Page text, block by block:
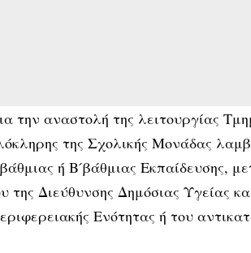
την αναστολή της λειτουργίας
της Σχολικής Μονάδας
ή Β ́βάθμιας Εκπαίδευσης,
της Διεύθυνσης Δημόσιας Υγείας
Ενότητας ή του